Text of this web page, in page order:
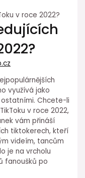
v roce 2022?
využívá jako
Chcete-li
v roce 2022,
vám přináší
tiktokerech, kteří
videím, tancům
je na vrcholu
fanoušků po